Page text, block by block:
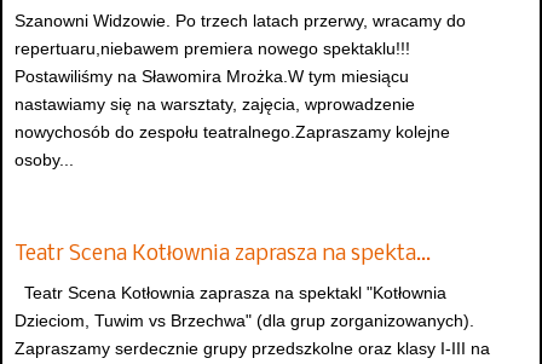
Szanowni Widzowie. Po trzech latach przerwy, wracamy do
repertuaru,niebawem premiera nowego spektaklu!!!
Postawiliśmy na Sławomira Mrożka.W tym miesiącu
nastawiamy się na warsztaty, zajęcia, wprowadzenie
nowychosób do zespołu teatralnego.Zapraszamy kolejne
osoby...
Teatr Scena Kotłownia zaprasza na spekta…
Teatr Scena Kotłownia zaprasza na spektakl "Kotłownia
Dzieciom, Tuwim vs Brzechwa" (dla grup zorganizowanych).
Zapraszamy serdecznie grupy przedszkolne oraz klasy I-III na